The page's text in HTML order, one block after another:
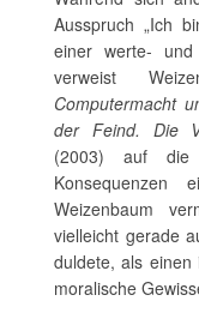
Ausspruch „Ich
einer werte- und
verweist
Computermacht
der Feind. Die
(2003) auf die
Konsequenzen
Weizenbaum
vielleicht gerade
duldete, als einen
moralische